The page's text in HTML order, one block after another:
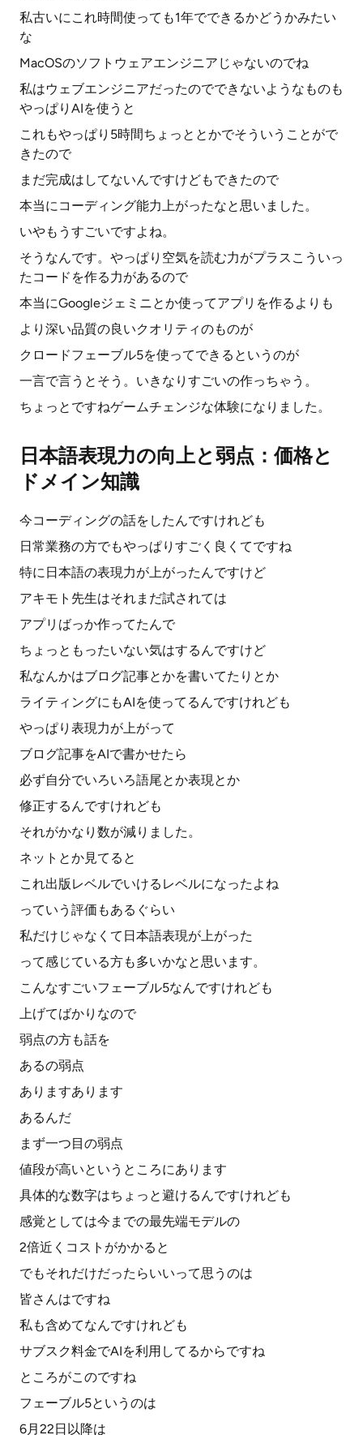
私古いにこれ時間使っても1年でできるかどうかみたい
な
MacOSのソフトウェアエンジニアじゃないのでね
私はウェブエンジニアだったのでできないようなものも
やっぱりAIを使うと
これもやっぱり5時間ちょっととかでそういうことがで
きたので
まだ完成はしてないんですけどもできたので
本当にコーディング能力上がったなと思いました。
いやもうすごいですよね。
そうなんです。やっぱり空気を読む力がプラスこういっ
たコードを作る力があるので
本当にGoogleジェミニとか使ってアプリを作るよりも
より深い品質の良いクオリティのものが
クロードフェーブル5を使ってできるというのが
一言で言うとそう。いきなりすごいの作っちゃう。
ちょっとですねゲームチェンジな体験になりました。
日本語表現力の向上と弱点：価格と
ドメイン知識
今コーディングの話をしたんですけれども
日常業務の方でもやっぱりすごく良くてですね
特に日本語の表現力が上がったんですけど
アキモト先生はそれまだ試されては
アプリばっか作ってたんで
ちょっともったいない気はするんですけど
私なんかはブログ記事とかを書いてたりとか
ライティングにもAIを使ってるんですけれども
やっぱり表現力が上がって
ブログ記事をAIで書かせたら
必ず自分でいろいろ語尾とか表現とか
修正するんですけれども
それがかなり数が減りました。
ネットとか見てると
これ出版レベルでいけるレベルになったよね
っていう評価もあるぐらい
私だけじゃなくて日本語表現が上がった
って感じている方も多いかなと思います。
こんなすごいフェーブル5なんですけれども
上げてばかりなので
弱点の方も話を
あるの弱点
ありますあります
あるんだ
まず一つ目の弱点
値段が高いというところにあります
具体的な数字はちょっと避けるんですけれども
感覚としては今までの最先端モデルの
2倍近くコストがかかると
でもそれだけだったらいいって思うのは
皆さんはですね
私も含めてなんですけれども
サブスク料金でAIを利用してるからですね
ところがこのですね
フェーブル5というのは
6月22日以降は